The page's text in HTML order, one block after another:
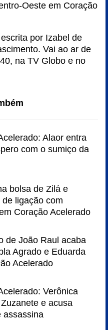
Oeste em Coração
por Izabel de
Vai ao ar de
na TV Globo e no
Alaor entra
com o sumiço da
bolsa de Zilá e
ligação com
Coração Acelerado
de João Raul acaba
Agrado e Eduarda
Acelerado
Verônica
e acusa
assassina